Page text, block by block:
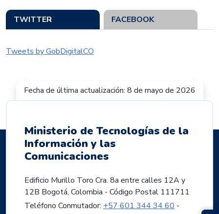
TWITTER FACEBOOK
Tweets by GobDigitalCO
Fecha de última actualización: 8 de mayo de 2026
Ministerio de Tecnologías de la
Información y las
Comunicaciones
Edificio Murillo Toro Cra. 8a entre calles 12A y
12B Bogotá, Colombia - Código Postal 111711
Teléfono Conmutador: +57 601 344 34 60 -